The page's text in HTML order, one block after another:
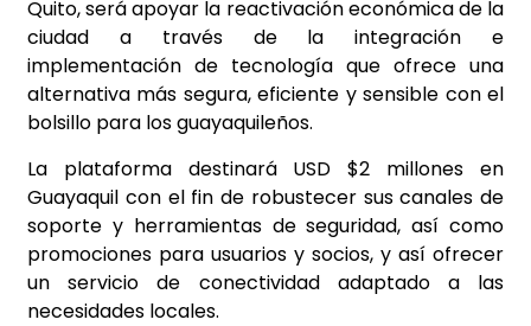
Quito, será apoyar la reactivación económica de la
ciudad a través de la integración e
implementación de tecnología que ofrece una
alternativa más segura, eficiente y sensible con el
bolsillo para los guayaquileños.
La plataforma destinará USD $2 millones en
Guayaquil con el fin de robustecer sus canales de
soporte y herramientas de seguridad, así como
promociones para usuarios y socios, y así ofrecer
un servicio de conectividad adaptado a las
necesidades locales.